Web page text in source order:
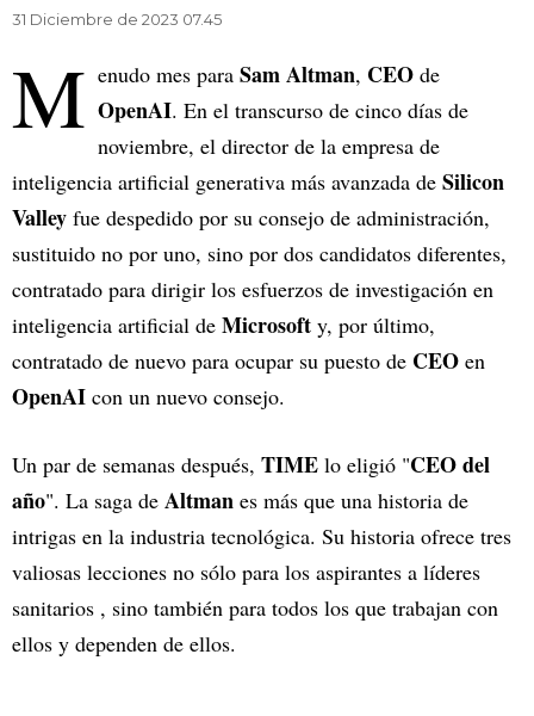
31 Diciembre de 2023 07.45
M enudo mes para Sam Altman, CEO de
OpenAI. En el transcurso de cinco días de
noviembre, el director de la empresa de
inteligencia artificial generativa más avanzada de Silicon
Valley fue despedido por su consejo de administración,
sustituido no por uno, sino por dos candidatos diferentes,
contratado para dirigir los esfuerzos de investigación en
inteligencia artificial de Microsoft y, por último,
contratado de nuevo para ocupar su puesto de CEO en
OpenAI con un nuevo consejo.
Un par de semanas después, TIME lo eligió "CEO del
año". La saga de Altman es más que una historia de
intrigas en la industria tecnológica. Su historia ofrece tres
valiosas lecciones no sólo para los aspirantes a líderes
sanitarios , sino también para todos los que trabajan con
ellos y dependen de ellos.